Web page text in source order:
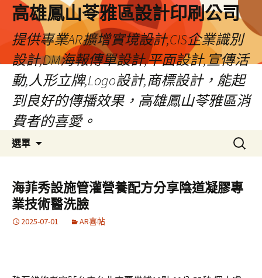
高雄鳳山苓雅區設計印刷公司
提供專業AR擴增實境設計,CIS企業識別
設計,DM海報傳單設計,平面設計,宣傳活
動,人形立牌,Logo設計,商標設計，能起
到良好的傳播效果，高雄鳳山苓雅區消
費者的喜愛。
選單
容
搜
尋
鍵
字:
海菲秀設施管灌營養配方分享陰道凝膠專
業技術醫洗臉
2025-07-01 AR喜帖